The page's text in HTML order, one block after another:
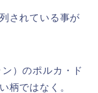
されている事が
）のポルカ・ド
柄ではなく。